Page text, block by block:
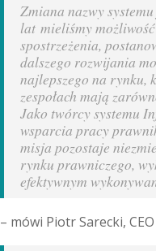
Zmiana nazwy
lat mieliśmy
spostrzeżenia,
dalszego rozwijania
najlepszego na rynku,
zespołach mają
Jako twórcy systemu
wsparcia pracy
misja pozostaje
rynku prawniczego,
efektywnym
– mówi Piotr Sarecki,